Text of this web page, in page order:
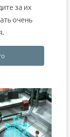
за их
очень